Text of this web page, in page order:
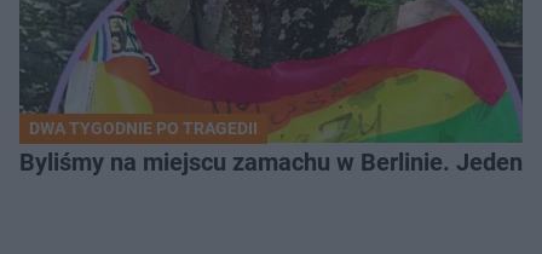
DWA TYGODNIE PO TRAGEDII
Byliśmy na miejscu zamachu w Berlinie. Jeden